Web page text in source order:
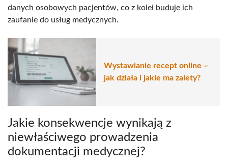
danych osobowych pacjentów, co z kolei buduje ich
zaufanie do usług medycznych.
Wystawianie recept online –
jak działa i jakie ma zalety?
Jakie konsekwencje wynikają z
niewłaściwego prowadzenia
dokumentacji medycznej?